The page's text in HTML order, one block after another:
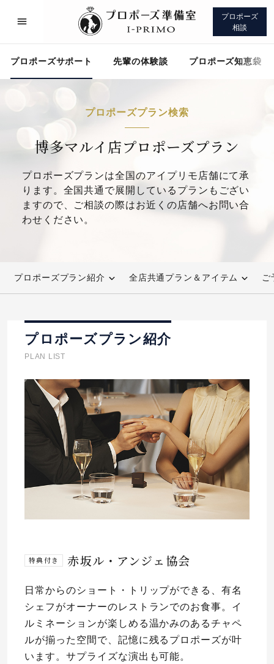
プロポーズ
相談
プロポーズサポート 先輩の体験談 プロポーズ知恵袋
プロポーズプラン検索
博多マルイ店プロポーズプラン
プロポーズプランは全国のアイプリモ店舗にて承
ります。全国共通で展開しているプランもござい
ますので、ご相談の際はお近くの店舗へお問い合
わせください。
プロポーズプラン紹介 全店共通プラン＆アイテム ご
プロポーズプラン紹介
PLAN LIST
特典付き 赤坂ル・アンジェ協会
日常からのショート・トリップができる、有名
シェフがオーナーのレストランでのお食事。イ
ルミネーションが楽しめる温かみのあるチャペ
ルが揃った空間で、記憶に残るプロポーズが叶
います。サプライズな演出も可能。
プロポーズサポート 先輩の体験談
プロポーズ知恵袋 アイプリモについて
プロポーズサポートの流れ
スペシャルプロポーズイベント
プロポーズアイテム
おすすめの婚約指輪
パーフェクトプロポーズリング®
プロポーズシチュエーション診断
プロポーズ知恵袋
プロポーズ意識調査結果一覧
婚約指輪選び方ガイド
ダイヤモンドの品質とは？
プロポーズの方法
場所
言葉
エピソード
アイプリモについて
ニュース
婚約指輪のご購入と
プロポーズのご相談
I-PRIMO公式オンラインショップ
Follow us on